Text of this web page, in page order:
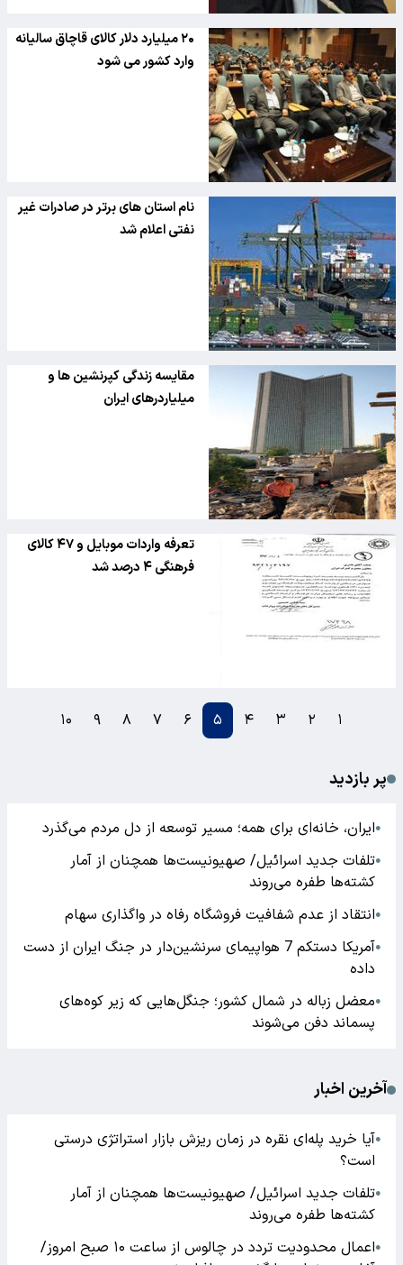
۲۰ میلیارد دلار کالای قاچاق سالیانه
وارد کشور می شود
نام استان های برتر در صادرات غیر
نفتی اعلام شد
مقایسه زندگی کپرنشین ها و
میلیاردرهای ایران
تعرفه واردات موبایل و ۴۷ کالای
فرهنگی ۴ درصد شد
۱ ۲ ۳ ۴ ۵ ۶ ۷ ۸ ۹ ۱۰
پر بازدید
●ایران، خانه‌ای برای همه؛ مسیر توسعه از دل مردم می‌گذرد
●تلفات جدید اسرائیل/ صهیونیست‌ها همچنان از آمار
کشته‌ها طفره می‌روند
●انتقاد از عدم شفافیت فروشگاه رفاه در واگذاری سهام
●
آمریکا دستکم 7 هواپیمای سرنشین‌دار در جنگ ایران از دست
داده
●معضل زباله در شمال کشور؛ جنگل‌هایی که زیر کوه‌های
پسماند دفن می‌شوند
آخرین اخبار
●آیا خرید پله‌ای نقره در زمان ریزش بازار استراتژی درستی
است؟
●تلفات جدید اسرائیل/ صهیونیست‌ها همچنان از آمار
کشته‌ها طفره می‌روند
●
اعمال محدودیت تردد در چالوس از ساعت ۱۰ صبح امروز/